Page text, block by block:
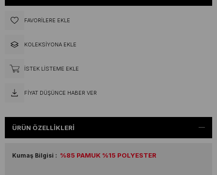
FAVORILERE EKLE
KOLEKSIYONA EKLE
İSTEK LISTEME EKLE
FIYAT DÜŞÜNCE HABER VER
ÜRÜN ÖZELLIKLERI
Kumaş Bilgisi : %85 PAMUK %15 POLYESTER